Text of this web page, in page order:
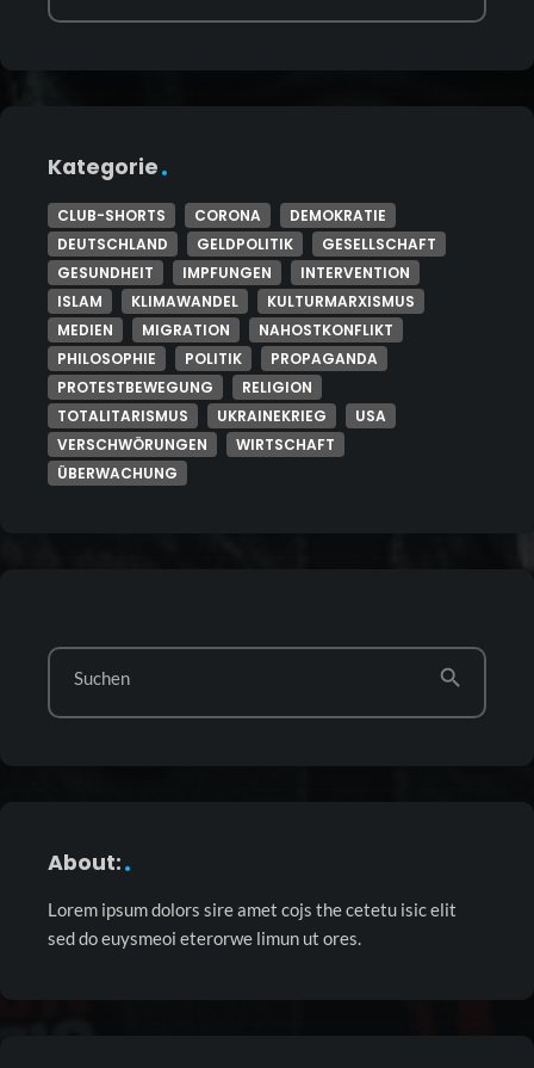
Kategorie
CLUB-SHORTS CORONA
DEMOKRATIE
DEUTSCHLAND
GELDPOLITIK
GESELLSCHAFT
GESUNDHEIT
IMPFUNGEN
INTERVENTION
ISLAM
KLIMAWANDEL
KULTURMARXISMUS
MEDIEN
MIGRATION
NAHOSTKONFLIKT
PHILOSOPHIE
POLITIK
PROPAGANDA
PROTESTBEWEGUNG
RELIGION
TOTALITARISMUS
UKRAINEKRIEG
USA
VERSCHWÖRUNGEN
WIRTSCHAFT
ÜBERWACHUNG
Suchen search
About:
Lorem ipsum dolors sire amet cojs the cetetu isic elit
sed do euysmeoi eterorwe limun ut ores.